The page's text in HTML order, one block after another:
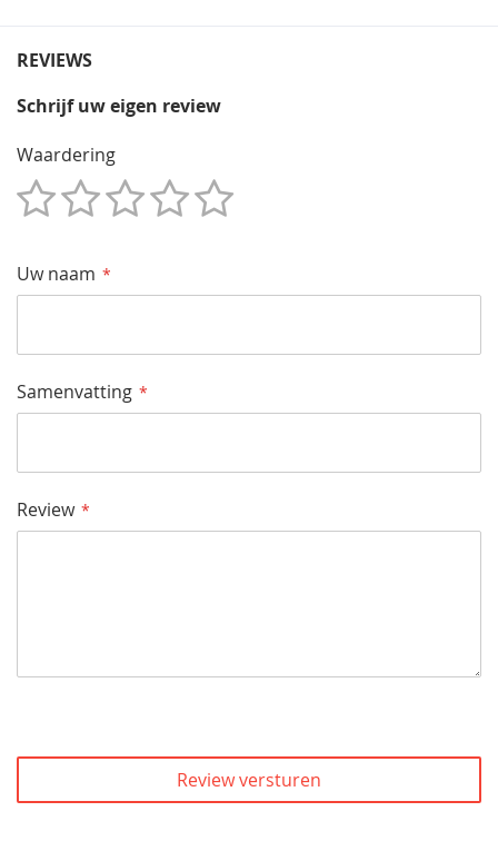
REVIEWS
Schrijf uw eigen review
Waardering
Uw naam
Samenvatting
Review
Review versturen